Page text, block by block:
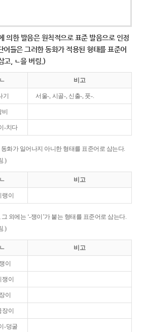
의한 발음은 원칙적으로 표준 발음으로 인정
들은 그러한 동화가 적용된 형태를 표준어
고, ㄴ을 버림.)
ㄴ 비고
기 서울-, 시골-, 신출-, 풋-.
-치다
동화가 일어나지 아니한 형태를 표준어로 삼는다.
.)
ㄴ 비고
랭이
그 외에는 ‘-쟁이’가 붙는 형태를 표준어로 삼는다.
.)
ㄴ 비고
이
쟁이
이
장이
-덩굴